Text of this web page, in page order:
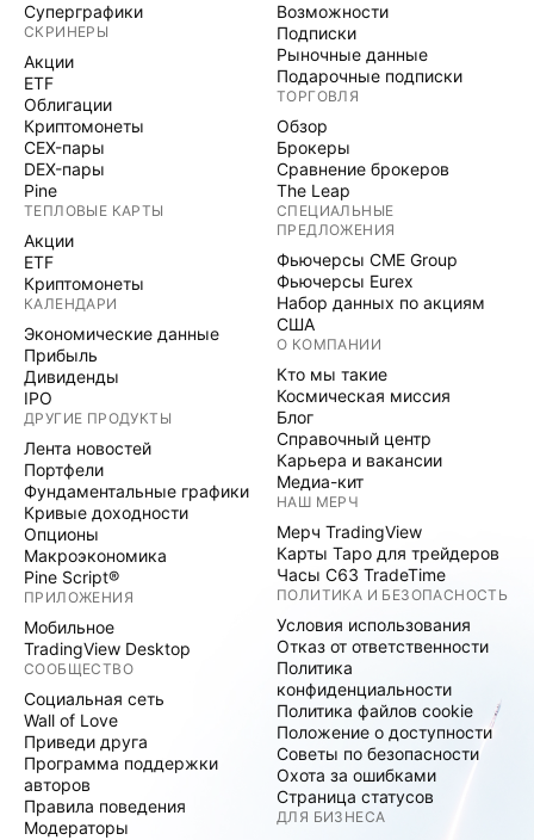
Суперграфики
СКРИНЕРЫ
Акции
ETF
Облигации
Криптомонеты
CEX-пары
DEX-пары
Pine
ТЕПЛОВЫЕ КАРТЫ
Акции
ETF
Криптомонеты
КАЛЕНДАРИ
Экономические данные
Прибыль
Дивиденды
IPO
ДРУГИЕ ПРОДУКТЫ
Лента новостей
Портфели
Фундаментальные графики
Кривые доходности
Опционы
Макроэкономика
Pine Script®
ПРИЛОЖЕНИЯ
Мобильное
TradingView Desktop
СООБЩЕСТВО
Социальная сеть
Wall of Love
Приведи друга
Программа поддержки
авторов
Правила поведения
Модераторы
Возможности
Подписки
Рыночные данные
Подарочные подписки
ТОРГОВЛЯ
Обзор
Брокеры
Сравнение брокеров
The Leap
СПЕЦИАЛЬНЫЕ
ПРЕДЛОЖЕНИЯ
Фьючерсы CME Group
Фьючерсы Eurex
Набор данных по акциям
США
О КОМПАНИИ
Кто мы такие
Космическая миссия
Блог
Справочный центр
Карьера и вакансии
Медиа-кит
НАШ МЕРЧ
Мерч TradingView
Карты Таро для трейдеров
Часы C63 TradeTime
ПОЛИТИКА И БЕЗОПАСНОСТЬ
Условия использования
Отказ от ответственности
Политика
конфиденциальности
Политика файлов cookie
Положение о доступности
Советы по безопасности
Охота за ошибками
Страница статусов
ДЛЯ БИЗНЕСА